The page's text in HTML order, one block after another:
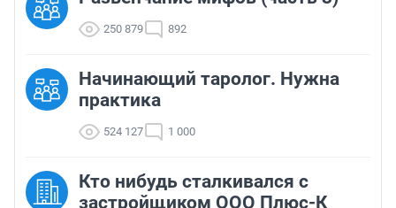
250 879 892
Начинающий таролог. Нужна
практика
524 127 1 000
Кто нибудь сталкивался с
застройщиком ООО Плюс-К